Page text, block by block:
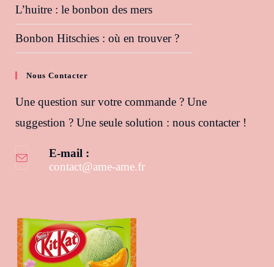
L’huitre : le bonbon des mers
Bonbon Hitschies : où en trouver ?
Nous Contacter
Une question sur votre commande ? Une
suggestion ? Une seule solution : nous contacter !
E-mail :
contact@ame-ame.frS’ouvre dans votre application